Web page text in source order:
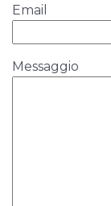
Email
Messaggio